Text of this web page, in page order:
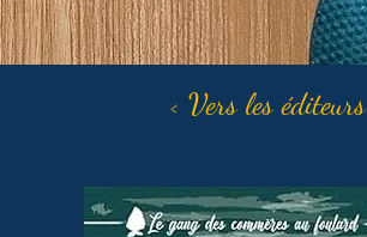
< Vers les éditeurs